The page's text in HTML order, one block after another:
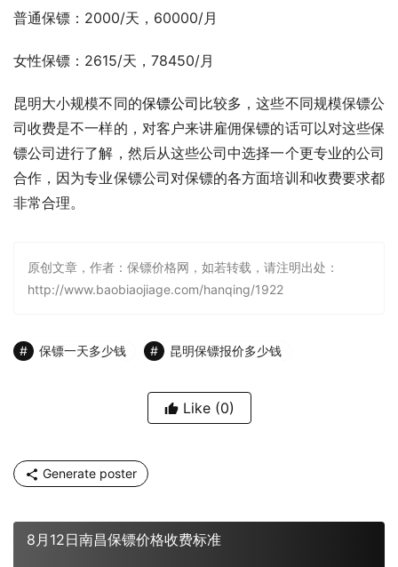
普通保镖：2000/天，60000/月
女性保镖：2615/天，78450/月
昆明大小规模不同的保镖公司 比较多，这些不同规模保镖公
司收费是不一样的，对客户来讲雇佣保镖的话可以对这些保
镖公司进行了解，然后从这些公司中选择一个更专业的公司
合作，因为专业保镖公司对保镖的各方面培训和收费要求都
非常合理。
原创文章，作者：保镖价格网，如若转载，请注明出处：
http://www.baobiaojiage.com/hanqing/1922
保镖一天多少钱 昆明保镖报价多少钱
Like (0)
Generate poster
8月12日南昌保镖价格收费标准